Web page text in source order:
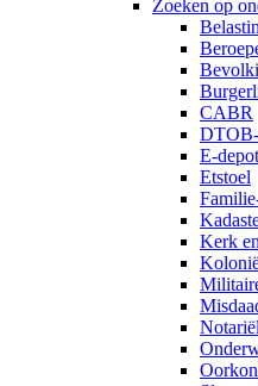
Zoeken op
CABR
E-
Etstoel
Kerk